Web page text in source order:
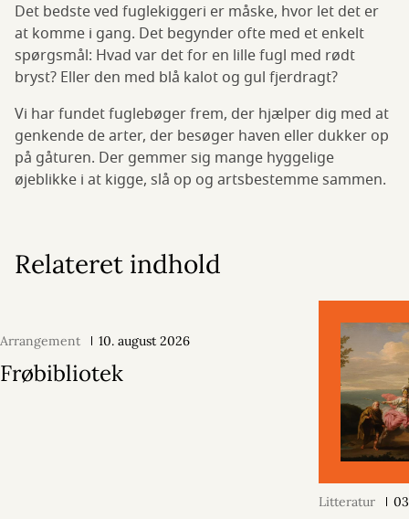
Det bedste ved fuglekiggeri er måske, hvor let det er
at komme i gang. Det begynder ofte med et enkelt
spørgsmål: Hvad var det for en lille fugl med rødt
bryst? Eller den med blå kalot og gul fjerdragt?
Vi har fundet fuglebøger frem, der hjælper dig med at
genkende de arter, der besøger haven eller dukker op
på gåturen. Der gemmer sig mange hyggelige
øjeblikke i at kigge, slå op og artsbestemme sammen.
Relateret indhold
Arrangement 10. august 2026
Frøbibliotek
Litteratur